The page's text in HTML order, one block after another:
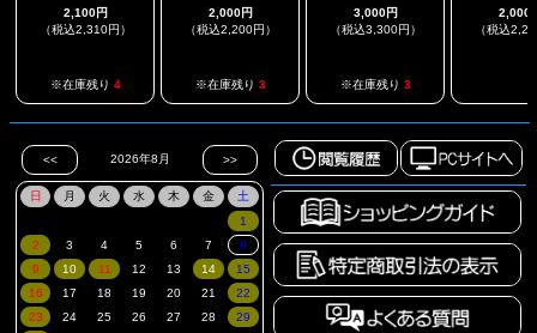
2,100円
（税込2,310円）
※在庫残り 4
2,000円
（税込2,200円）
※在庫残り 3
3,000円
（税込3,300円）
※在庫残り 3
2,000
（税込